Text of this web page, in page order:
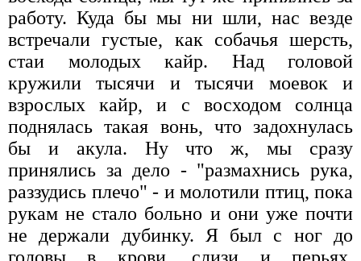
работу. Куда бы мы ни шли, нас везде
встречали густые, как собачья шерсть,
стаи молодых кайр. Над головой
кружили тысячи и тысячи моевок и
взрослых кайр, и с восходом солнца
поднялась такая вонь, что задохнулась
бы и акула. Ну что ж, мы сразу
принялись за дело - "размахнись рука,
раззудись плечо" - и молотили птиц, пока
рукам не стало больно и они уже почти
не держали дубинку. Я был с ног до
головы в крови, слизи и перьях,